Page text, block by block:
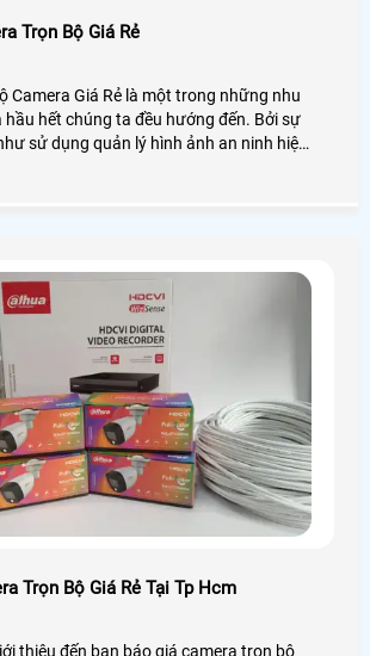
Trọn Bộ Giá Rẻ
Camera Giá Rẻ là một trong những nhu
hết chúng ta đều hướng đến. Bởi sự
sử dụng quản lý hình ảnh an ninh hiệu
Trọn Bộ Giá Rẻ Tại Tp Hcm
thiệu đến bạn báo giá camera trọn bộ